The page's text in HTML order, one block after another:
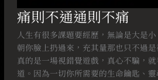
痛則不通通則不痛
人生有很多課題要經歷，無論是大是
朝你臉上扔過來，充其量那也只不過
真的是一場視錯覺遊戲，真心不騙，
道。因為一切你所需要的生命鑰匙、